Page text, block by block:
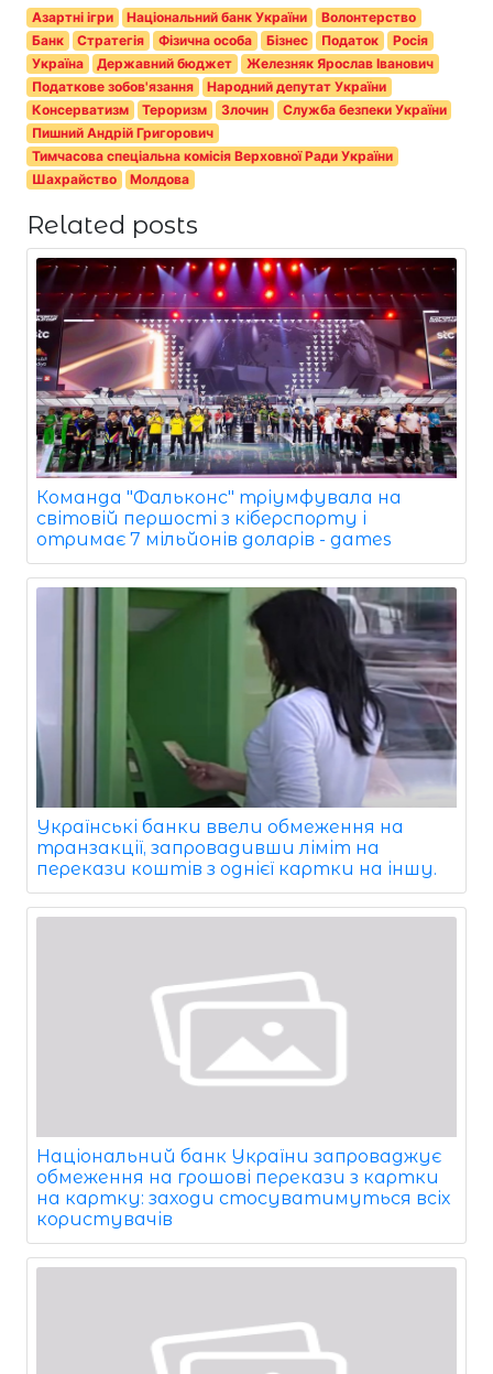
Азартні ігри Національний банк України
Волонтерство
Банк
Стратегія Фізична особа Бізнес Податок
Росія
Україна
Державний бюджет
Железняк Ярослав Іванович
Податкове зобов'язання
Народний депутат України
Консерватизм
Тероризм Злочин
Служба безпеки України
Пишний Андрій Григорович
Тимчасова спеціальна комісія Верховної Ради України
Шахрайство
Молдова
Related posts
Команда "Фальконс" тріумфувала на
світовій першості з кіберспорту і
отримає 7 мільйонів доларів - games
Українські банки ввели обмеження на
транзакції, запровадивши ліміт на
перекази коштів з однієї картки на іншу.
Національний банк України запроваджує
обмеження на грошові перекази з картки
на картку: заходи стосуватимуться всіх
користувачів